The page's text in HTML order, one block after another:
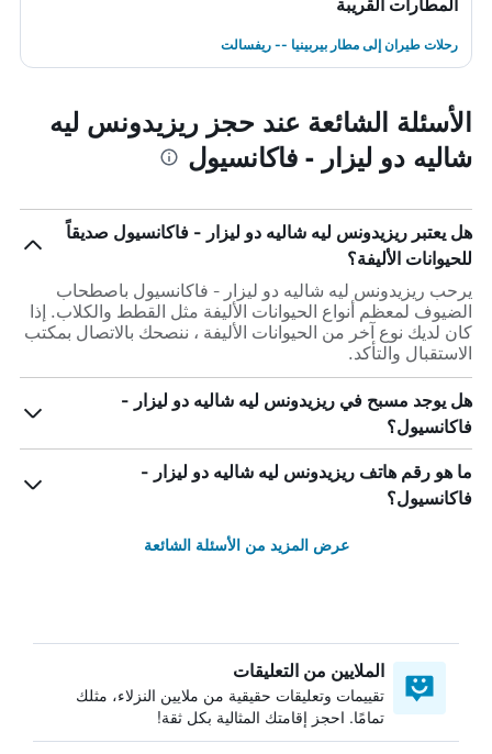
المطارات القريبة
رحلات طيران إلى مطار بيربينيا -- ريفسالت
الأسئلة الشائعة عند حجز ريزيدونس ليه
شاليه دو ليزار - فاكانسيول
هل يعتبر ريزيدونس ليه شاليه دو ليزار - فاكانسيول صديقاً
للحيوانات الأليفة؟
يرحب ريزيدونس ليه شاليه دو ليزار - فاكانسيول باصطحاب
الضيوف لمعظم أنواع الحيوانات الأليفة مثل القطط والكلاب. إذا
كان لديك نوع آخر من الحيوانات الأليفة ، ننصحك بالاتصال بمكتب
الاستقبال والتأكد.
هل يوجد مسبح في ريزيدونس ليه شاليه دو ليزار -
فاكانسيول؟
ما هو رقم هاتف ريزيدونس ليه شاليه دو ليزار -
فاكانسيول؟
عرض المزيد من الأسئلة الشائعة
الملايين من التعليقات
تقييمات وتعليقات حقيقية من ملايين النزلاء، مثلك
تمامًا. احجز إقامتك المثالية بكل ثقة!